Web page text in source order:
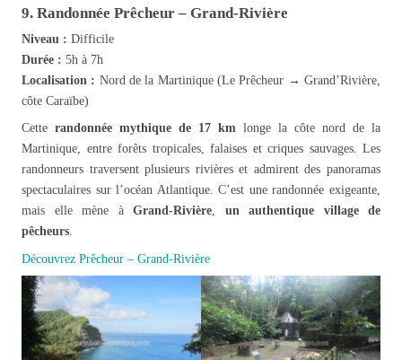
9. Randonnée Prêcheur – Grand-Rivière
Niveau : Difficile
Durée : 5h à 7h
Localisation : Nord de la Martinique (Le Prêcheur → Grand’Rivière,
côte Caraïbe)
Cette randonnée mythique de 17 km longe la côte nord de la
Martinique, entre forêts tropicales, falaises et criques sauvages. Les
randonneurs traversent plusieurs rivières et admirent des panoramas
spectaculaires sur l’océan Atlantique. C’est une randonnée exigeante,
mais elle mène à Grand-Rivière, un authentique village de
pêcheurs.
Découvrez Prêcheur – Grand-Rivière